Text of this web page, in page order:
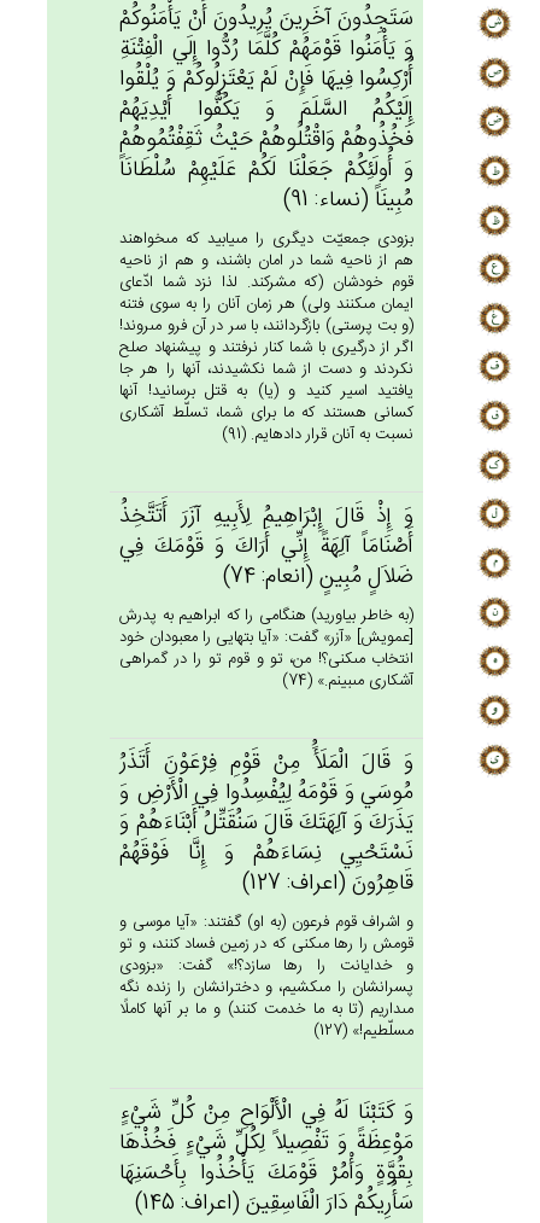
سَتَجِدُون‌َ آخَرِين‌َ يُرِيدُون‌َ أَنْ‌ يَأْمَنُوكُم‌ْ
وَ يَأْمَنُوا قَوْمَهُم‌ْ كُلَّمَا رُدُّوا إِلَي‌ الْفِتْنَة‌ِ
أُرْكِسُوا فِيهَا فَإِنْ‌ لَم‌ْ يَعْتَزِلُوكُم‌ْ وَ يُلْقُوا
إِلَيْكُم‌ُ السَّلَم‌َ وَ يَكُفُّوا أَيْدِيَهُم‌ْ
فَخُذُوهُم‌ْ وَاقْتُلُوهُم‌ْ حَيْث‌ُ ثَقِفْتُمُوهُم‌ْ
وَ أُولَئِكُمْ‌ جَعَلْنَا لَكُم‌ْ عَلَيْهِم‌ْ سُلْطَانَاً
مُبِينَاً (نساء: 91)
بزودى جمعيّت ديگرى را مى‏يابيد كه مى‏خواهند
هم از ناحيه شما در امان باشند، و هم از ناحيه
قوم خودشان (كه مشركند. لذا نزد شما ادّعاى
ايمان مى‏كنند ولى) هر زمان آنان را به سوى فتنه
(و بت پرستى) بازگردانند، با سر در آن فرو مى‏روند!
اگر از درگيرى با شما كنار نرفتند و پيشنهاد صلح
نكردند و دست از شما نكشيدند، آنها را هر جا
يافتيد اسير كنيد و (يا) به قتل برسانيد! آنها
كسانى هستند كه ما براى شما، تسلّط آشكارى
نسبت به آنان قرار داده‏ايم. (91)
وَ إِذْ قَال‌َ إِبْرَاهِيم‌ُ لِأَبِيه‌ِ آزَرَ أَتَتَّخِذُ
أَصْنَامَاً آلِهَة‌ً إِنِّي‌ أَرَاك‌َ وَ قَوْمَك‌َ فِي‌
ضَلاَل‌ٍ مُبِين‌ٍ (انعام: 74)
(به خاطر بياوريد) هنگامى را كه ابراهيم به پدرش
[عمويش‏] «آزر» گفت: «آيا بتهايى را معبودان خود
انتخاب مى‏كنى؟! من، تو و قوم تو را در گمراهى
آشكارى مى‏بينم.» (74)
وَ قَال‌َ الْمَلَأَُ مِن‌ْ قَوْم‌ِ فِرْعَوْن‌َ أَتَذَرُ
مُوسَي‌ وَ قَوْمَه‌ُ لِيُفْسِدُوا فِي‌ الْأَرْض‌ِ وَ
يَذَرَك‌َ وَ آلِهَتَك‌َ قَال‌َ سَنُقَتِّل‌ُ أَبْنَاءَهُم‌ْ وَ
نَسْتَحْيِي‌ نِسَاءَهُم‌ْ وَ إِنَّا فَوْقَهُم‌ْ
قَاهِرُون‌َ (اعراف: 127)
و اشراف قوم فرعون (به او) گفتند: «آيا موسى و
قومش را رها مى‏كنى كه در زمين فساد كنند، و تو
و خدايانت را رها سازد؟!» گفت: «بزودى
پسرانشان را مى‏كشيم، و دخترانشان را زنده نگه
مى‏داريم (تا به ما خدمت كنند) و ما بر آنها كاملًا
مسلّطيم!» (127)
وَ كَتَبْنَا لَه‌ُ فِي‌ الْأَلْوَاح‌ِ مِن‌ْ كُل‌ِّ شَي‌ْءٍ
مَوْعِظَة‌ً وَ تَفْصِيلاً لِكُل‌ِّ شَي‌ْءٍ فَخُذْهَا
بِقُوَّة‌ٍ وَأْمُرْ قَوْمَك‌َ يَأْخُذُوا بِأَحْسَنِهَا
سَأُرِيكُم‌ْ دَارَ الْفَاسِقِين‌َ (اعراف: 145)